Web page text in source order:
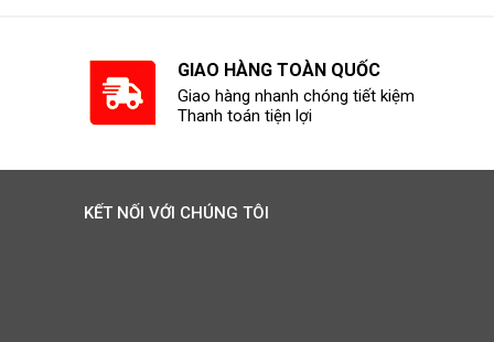
GIAO HÀNG TOÀN QUỐC
Giao hàng nhanh chóng tiết kiệm
Thanh toán tiện lợi
KẾT NỐI VỚI CHÚNG TÔI